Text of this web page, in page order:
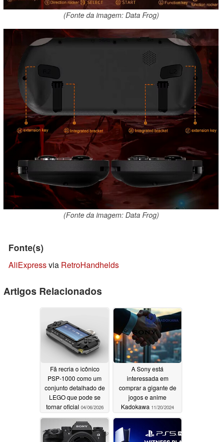
(Fonte da imagem: Data Frog)
(Fonte da imagem: Data Frog)
Fonte(s)
AliExpressvia RetroHandhelds
Artigos Relacionados
Fã recria o icônico
PSP-1000 como um
conjunto detalhado de
LEGO que pode se
tornar oficial 04/06/2026
A Sony está
interessada em
comprar a gigante de
jogos e anime
Kadokawa 11/20/2024